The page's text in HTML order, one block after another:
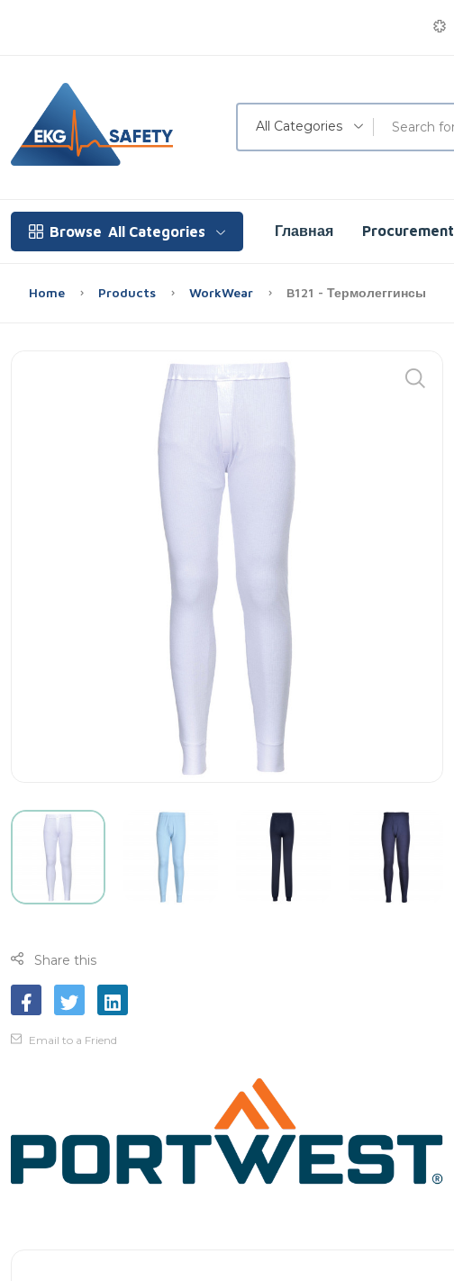
All Categories
Browse All Categories Главная Procurement
Home Products WorkWear B121 - Термолеггинсы
Share this
Email to a Friend